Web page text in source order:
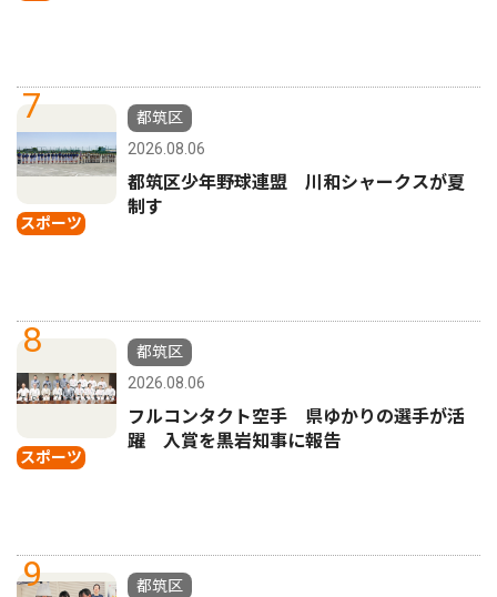
7
スポーツ
都筑区
2026.08.06
都筑区少年野球連盟 川和シャークスが夏
制す
8
スポーツ
都筑区
2026.08.06
フルコンタクト空手 県ゆかりの選手が活
躍 入賞を黒岩知事に報告
9
都筑区